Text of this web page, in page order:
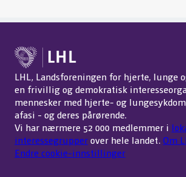
LHL, Landsforeningen for hjerte, lunge
en frivillig og demokratisk
mennesker med hjerte- og
afasi - og deres pårørende.
Vi har nærmere 52 000 medlemmer i
interessegrupperover hele landet. Om
Endre cookie-innstillinger